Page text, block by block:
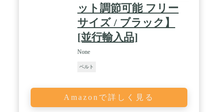
ット調節可能 フリー
サイズ / ブラック】
[並行輸入品]
None
ベルト
Amazonで詳しく見る